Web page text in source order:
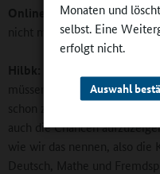
Monaten und
selbst. Eine
erfolgt nicht.
Auswahl
Online-Redaktion: Aber
nicht mehr?
Hilbk:
Es gab sicherlich
müssen, den Ganztag zu
schon zu tun war. Und da
auch die Chancen
wie wir das nennen, also die
Deutsch, Mathe und